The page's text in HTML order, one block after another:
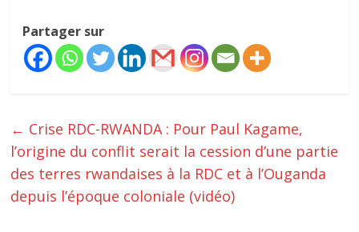
Partager sur
← Crise RDC-RWANDA : Pour Paul Kagame,
l’origine du conflit serait la cession d’une partie
des terres rwandaises à la RDC et à l’Ouganda
depuis l’époque coloniale (vidéo)